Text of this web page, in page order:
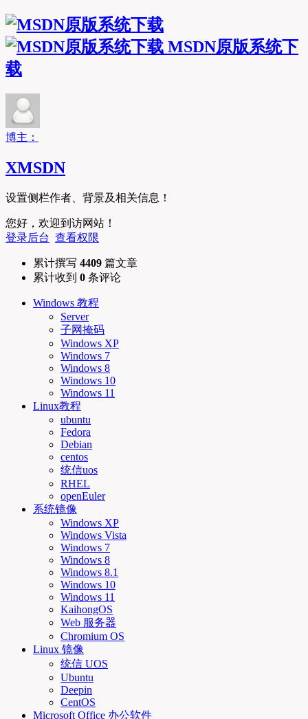
MSDN原版系统下
载
博主：
XMSDN
设置侧栏作者、背景及相关信息！
您好，欢迎到访网站！
登录后台 查看权限
累计撰写 4409 篇文章
累计收到 0 条评论
Windows 教程
Server
子网掩码
Windows XP
Windows 7
Windows 8
Windows 10
Windows 11
Linux教程
ubuntu
Fedora
Debian
centos
统信uos
RHEL
openEuler
系统镜像
Windows XP
Windows Vista
Windows 7
Windows 8
Windows 8.1
Windows 10
Windows 11
KaihongOS
Web 服务器
Chromium OS
Linux 镜像
统信 UOS
Ubuntu
Deepin
CentOS
Microsoft Office 办公软件